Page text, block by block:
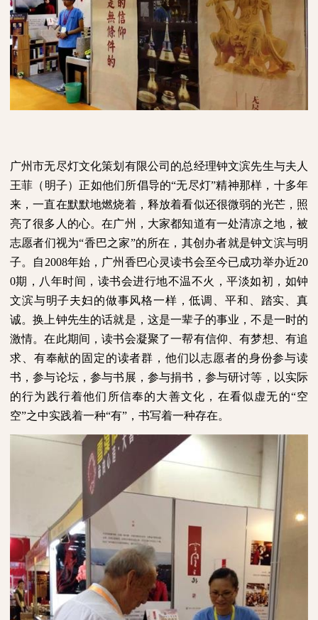
广州市无尽灯文化策划有限公司的总经理钟文滨先生与夫人
王菲（明子）正如他们所倡导的“无尽灯”精神那样，十多年
来，一直在默默地燃烧着，释放着看似还很微弱的光芒，照
亮了很多人的心。在广州，大家都知道有一处清凉之地，被
志愿者们视为“香巴之家”的所在，其创办者就是钟文滨与明
子。自 2008年始，广州香巴心灵读书会至今已成功举办近20
0期，八年时间，读书会进行地不温不火，平淡如初，如钟
文滨与明子夫妇的做事风格一样，低调、平和、踏实、真
诚。换上钟先生的话就是，这是一辈子的事业，不是一时的
激情。在此期间，读书会凝聚了一帮有信仰、有梦想、有追
求、有奉献的固定的读者群，他们以志愿者的身份参与读
书，参与论坛，参与书展，参与捐书，参与研讨等，以实际
的行为践行着他们所信奉的大善文化，在看似虚无的“空
空”之中实践着一种“有”，书写着一种存在。